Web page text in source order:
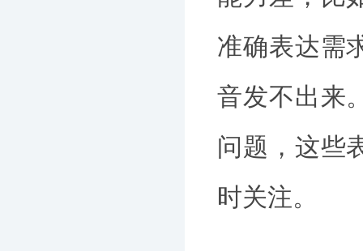
准确表达需
音发不出来
问题，这些
时关注。